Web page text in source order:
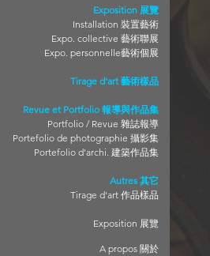
Exposition 展覽
Installation 裝置藝術
Expo. collective 藝術聯展
Expo. personnelle藝術個展
Tirage d'art 藝術樣品
Revue et Portfolio 報導與作品集
Portfolio / Revue 雜誌報導
Portefolio de photographie 攝影集
Portefolio d'archi. 建築作品集
Autres 其它
Tirage d'art 作品樣品
Exposition 展覽
A propos 關於